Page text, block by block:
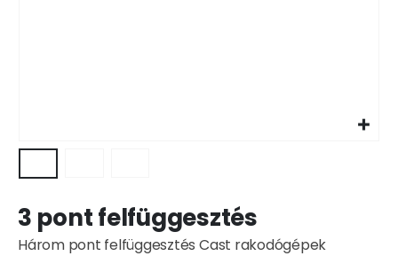
3 pont felfüggesztés
Három pont felfüggesztés Cast rakodógépek